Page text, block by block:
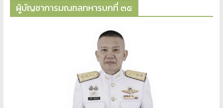
ผู้บัญชาการมณฑลทหารบกที่ ๓๕